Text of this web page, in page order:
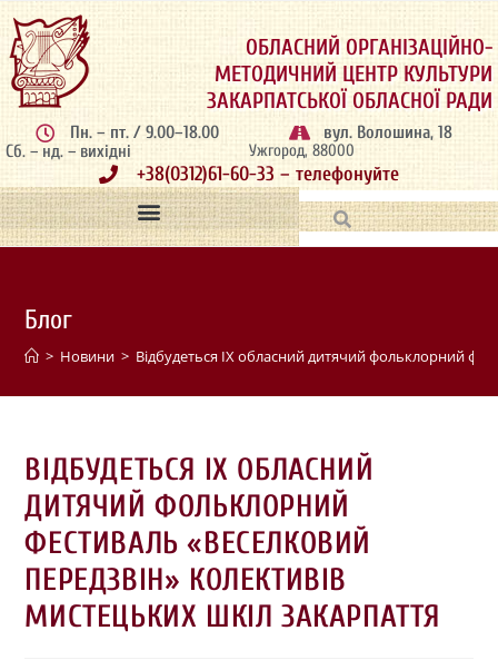
ОБЛАСНИЙ ОРГАНІЗАЦІЙНО-
МЕТОДИЧНИЙ ЦЕНТР КУЛЬТУРИ
ЗАКАРПАТСЬКОЇ ОБЛАСНОЇ РАДИ
Пн. – пт. / 9.00–18.00
Сб. – нд. – вихідні
вул. Волошина, 18
Ужгород, 88000
+38(0312)61-60-33 – телефонуйте
Блог
> Новини > Відбудеться ІХ обласний дитячий фольклорний
ВІДБУДЕТЬСЯ ІХ ОБЛАСНИЙ
ДИТЯЧИЙ ФОЛЬКЛОРНИЙ
ФЕСТИВАЛЬ «ВЕСЕЛКОВИЙ
ПЕРЕДЗВІН» КОЛЕКТИВІВ
МИСТЕЦЬКИХ ШКІЛ ЗАКАРПАТТЯ